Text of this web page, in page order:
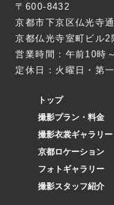
〒600-8432
京都市下京区仏光寺
京都仏光寺室町ビル2
営業時間：午前10時
定休日：火曜日・第
トップ
撮影プラン・料金
撮影衣裳ギャラリー
京都ロケーション
フォトギャラリー
撮影スタッフ紹介